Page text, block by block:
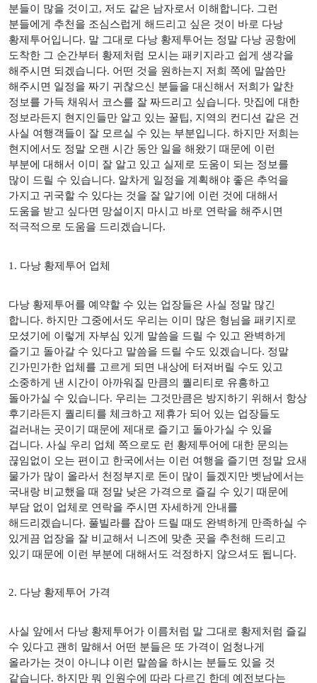
분들이 많을 것이고, 저도 같은 남자로서 이해합니다. 그런
분들에게 추천을 조심스럽게 해드리고 싶은 것이 바로 다낭
황제투어입니다. 말 그대로 다낭 황제투어는 정말 다낭 공항에
도착한 그 순간부터 황제처럼 모시는 패키지라고 쉽게 생각을
해주시면 되겠습니다. 어떤 것을 원하는지 저희 쪽에 말씀만
해주시면 일정을 짜기 귀찮으신 분들을 대신해서 저희가 알찬
정보를 가득 채워서 코스를 잘 짜드리고 싶습니다. 맛집에 대한
정보라든지 현지인들만 알고 있는 꿀팁, 지역의 컨디션 같은 건
사실 여행객들이 잘 모르실 수 있는 부분입니다. 하지만 저희는
현지에서도 정말 오랜 시간 동안 일을 해왔기 때문에 이런
부분에 대해서 이미 잘 알고 있고 실제로 도움이 되는 정보를
많이 드릴 수 있습니다. 알차게 일정을 계획해야 좋은 추억을
가지고 귀국할 수 있다는 것을 잘 알기에 이런 것에 대해서
도움을 받고 싶다면 망설이지 마시고 바로 연락을 해주시면
적극적으로 도움을 드리겠습니다.
1. 다낭 황제투어 업체
다낭 황제투어를 예약할 수 있는 업장들은 사실 정말 많긴
합니다. 하지만 그중에서도 우리는 이미 많은 형님을 패키지로
모셨기에 이렇게 자부심 있게 말씀을 드릴 수 있고 완벽하게
즐기고 돌아갈 수 있다고 말씀을 드릴 수도 있겠습니다. 정말
긴가민가한 업체를 고르게 되면 내상에 터져버릴 수도 있고
소중하게 낸 시간이 아까워질 만큼의 퀄리티로 유흥하고
돌아가실 수 있습니다. 우리는 그것만큼은 방지하기 위해서 항상
후기라든지 퀄리티를 체크하고 제휴가 되어 있는 업장들도
걸러내는 곳이기 때문에 제대로 즐기고 돌아가실 수 있을
겁니다. 사실 우리 업체 쪽으로도 런 황제투어에 대한 문의는
끊임없이 오는 편이고 한국에서는 이런 여행을 즐기면 정말 요새
물가가 많이 올라서 천정부지로 돈이 많이 들겠지만 벳남에서는
국내랑 비교했을 때 정말 낮은 가격으로 즐길 수 있기 때문에
부담 없이 업체로 연락을 주시면 자세하게 안내를
해드리겠습니다. 풀빌라를 잡아 드릴 때도 완벽하게 만족하실 수
있게끔 업장을 잘 비교해서 니즈에 맞춘 곳을 추천해 드리고
있기 때문에 이런 부분에 대해서도 걱정하지 않으셔도 됩니다.
2. 다낭 황제투어 가격
사실 앞에서 다낭 황제투어가 이름처럼 말 그대로 황제처럼 즐길
수 있다고 괜히 말해서 어떤 분들은 또 가격이 엄청나게
올라가는 것이 아니냐 이런 말씀을 하시는 분들도 있을 것
같습니다. 하지만 뭐 인원수에 따라 다르긴 한데 예전보다는